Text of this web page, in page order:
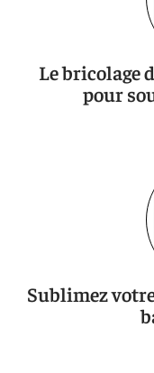
Le bricolage
pour
Sublimez